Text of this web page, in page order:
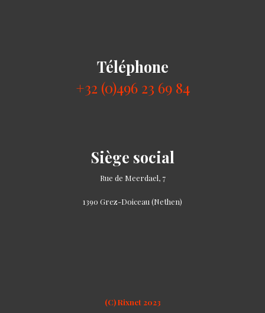
Téléphone
+32 (0)496 23 69 84
Siège social
Rue de Meerdael, 7
1390 Grez-Doiceau (Nethen)
(C) Rixnet 2023